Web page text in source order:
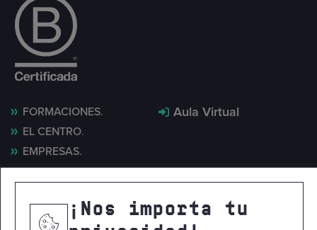
FORMACIONES
EL CENTRO
EMPRESAS
MINT LAB
CONTACTO
Aula Virtual
¡Nos importa tu